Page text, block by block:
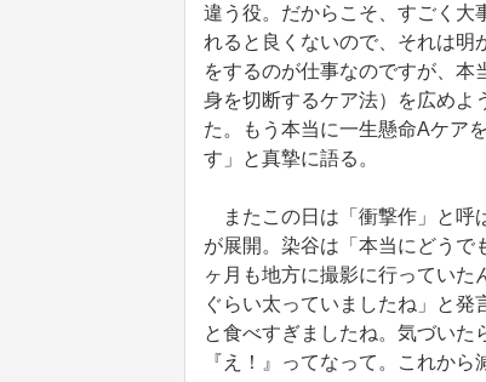
違う役。だからこそ、すごく大
れると良くないので、それは明
をするのが仕事なのですが、
身を切断するケア法）を広めよ
た。もう本当に一生懸命Aケア
す」と真摯に語る。
またこの日は「衝撃作」と呼
が展開。染谷は「本当にどう
ヶ月も地方に撮影に行っていた
ぐらい太っていましたね」と
と食べすぎましたね。気づいた
『え！』ってなって。これから